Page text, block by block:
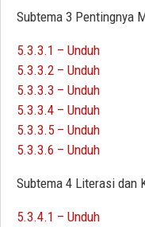
Subtema 3 Pentingnya
5.3.3.1 – Unduh
5.3.3.2 – Unduh
5.3.3.3 – Unduh
5.3.3.4 – Unduh
5.3.3.5 – Unduh
5.3.3.6 – Unduh
Subtema 4 Literasi dan
5.3.4.1 – Unduh